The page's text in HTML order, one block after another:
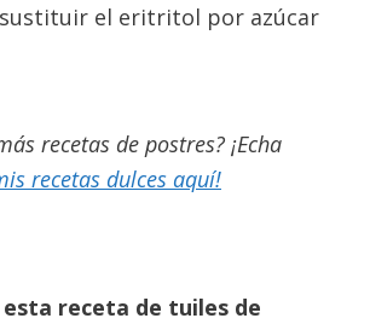
el eritritol por azúcar
recetas de postres? ¡Echa
recetas dulces aquí!
receta de tuiles de